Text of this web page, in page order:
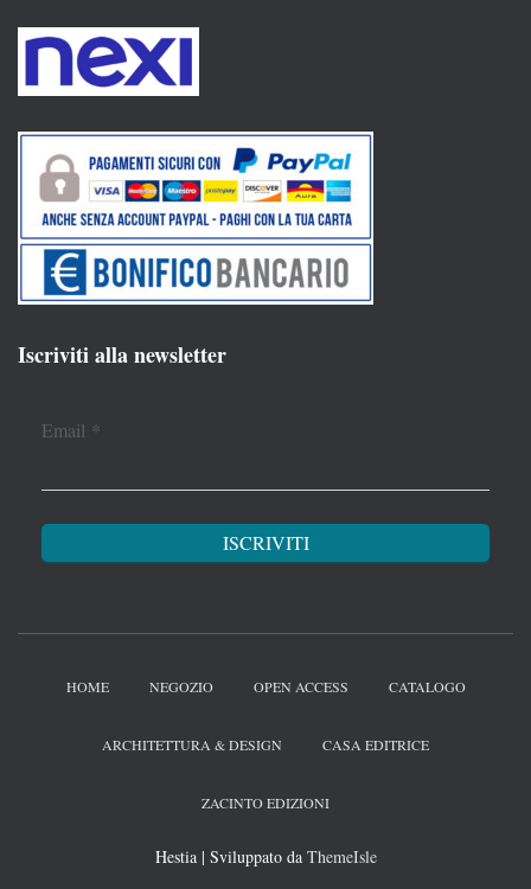
Iscriviti alla newsletter
Email *
HOME NEGOZIO OPEN ACCESS CATALOGO
ARCHITETTURA & DESIGN CASA EDITRICE
ZACINTO EDIZIONI
Hestia | Sviluppato da ThemeIsle